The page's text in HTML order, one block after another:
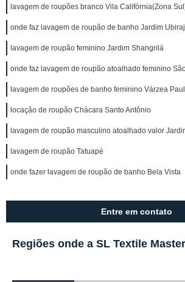
lavagem de roupões branco Vila Califórnia(Zona
onde faz lavagem de roupão de banho Jardim
lavagem de roupão feminino Jardim Shangrilá
onde faz lavagem de roupão atoalhado feminino
lavagem de roupões de banho feminino Várzea
locação de roupão Chácara Santo Antônio
lavagem de roupão masculino atoalhado valor
lavagem de roupão Tatuapé
onde fazer lavagem de roupão de banho Bela Vista
Entre em contato
Regiões onde a SL Textile